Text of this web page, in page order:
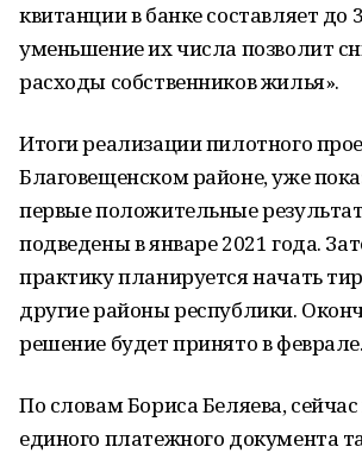
квитанции в банке составляет до
уменьшение их числа позволит
расходы собственников жилья».
Итоги реализации пилотного
Благовещенском районе, уже
первые положительные
подведены в январе 2021 года.
практику планируется начать
другие районы республики.
решение будет принято в феврале.
По словам Бориса Беляева,
единого платежного документа